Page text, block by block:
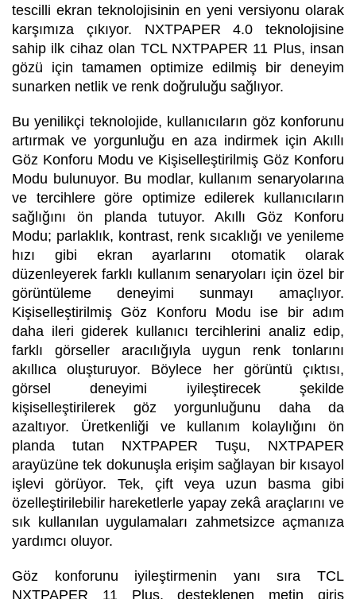
tescilli ekran teknolojisinin en yeni versiyonu olarak
karşımıza çıkıyor. NXTPAPER 4.0 teknolojisine
sahip ilk cihaz olan TCL NXTPAPER 11 Plus, insan
gözü için tamamen optimize edilmiş bir deneyim
sunarken netlik ve renk doğruluğu sağlıyor.
Bu yenilikçi teknolojide, kullanıcıların göz konforunu
artırmak ve yorgunluğu en aza indirmek için Akıllı
Göz Konforu Modu ve Kişiselleştirilmiş Göz Konforu
Modu bulunuyor. Bu modlar, kullanım senaryolarına
ve tercihlere göre optimize edilerek kullanıcıların
sağlığını ön planda tutuyor. Akıllı Göz Konforu
Modu; parlaklık, kontrast, renk sıcaklığı ve yenileme
hızı gibi ekran ayarlarını otomatik olarak
düzenleyerek farklı kullanım senaryoları için özel bir
görüntüleme deneyimi sunmayı amaçlıyor.
Kişiselleştirilmiş Göz Konforu Modu ise bir adım
daha ileri giderek kullanıcı tercihlerini analiz edip,
farklı görseller aracılığıyla uygun renk tonlarını
akıllıca oluşturuyor. Böylece her görüntü çıktısı,
görsel deneyimi iyileştirecek şekilde
kişiselleştirilerek göz yorgunluğunu daha da
azaltıyor. Üretkenliği ve kullanım kolaylığını ön
planda tutan NXTPAPER Tuşu, NXTPAPER
arayüzüne tek dokunuşla erişim sağlayan bir kısayol
işlevi görüyor. Tek, çift veya uzun basma gibi
özelleştirilebilir hareketlerle yapay zekâ araçlarını ve
sık kullanılan uygulamaları zahmetsizce açmanıza
yardımcı oluyor.
Göz konforunu iyileştirmenin yanı sıra TCL
NXTPAPER 11 Plus, desteklenen metin giriş